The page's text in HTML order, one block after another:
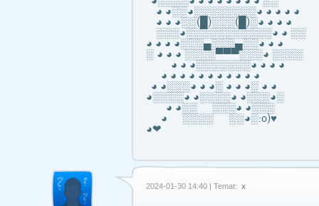
◕ ◕░░◕░░░░░░░░◕ ◕ ◕ ◕ ◕
◕ ◕ ◕░░(█)░░░(█)░◕ ◕ ◕ ◕
░░░◕░░░░░░░░░░░◕ ◕ ░░
◕ ◕ ◕ ◕░░░▄░░░▄░░◕ ◕ ◕
░ ◕ ◕ ◕ ░░░░▀▀▀░░░◕ ░░░░
◕ ◕ ◕░░░░░░░◕ ◕ ◕ ◕
◕ ◕ ◕ ◕ ◕ ◕ ◕ ◕ ◕ ◕ ◕
◕ ◕░░░◕ ◕ ◕░ ◕ ◕ ◕░ ◕ ◕
◕░░░░◕ ◕░░░░◕ ◕░░░◕░
◕ ◕░░ ░░░◕ ◕░░░
◕ ░░░░ ░░◕░:o)♥
◕❤
2024-01-30 14:40 | Temat: x